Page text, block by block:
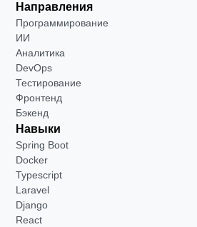
Направления
Программирование
ИИ
Аналитика
DevOps
Тестирование
Фронтенд
Бэкенд
Навыки
Spring Boot
Docker
Typescript
Laravel
Django
React